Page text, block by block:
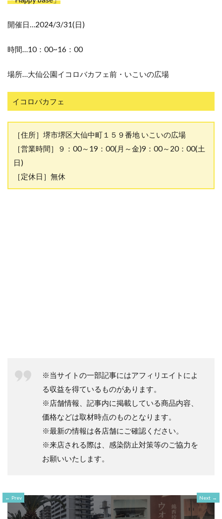
開催日…2024/3/31(日)
時間…10：00~16：00
場所…大仙公園イコロバカフェ前・いこいの広場
イコロバカフェ
［住所］堺市堺区大仙中町１５９番地 いこいの広場
［営業時間］９：00～19：00(月～金)9：00～20：00(土
日)
［定休日］無休
※当サイトの一部記事にはアフィリエイトによ
る収益を得ているものがあります。
※店舗情報、記事内に掲載している商品内容、
価格などは取材時点のものとなります。
※最新の情報は各店舗にご確認ください。
※来店される際は、感染防止対策等のご協力を
お願いいたします。
Prev Next